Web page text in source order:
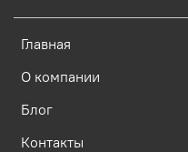
Главная
О компании
Блог
Контакты